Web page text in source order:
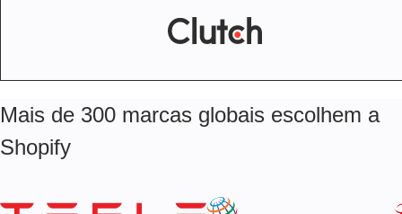
Mais de 300 marcas globais escolhem a
Shopify